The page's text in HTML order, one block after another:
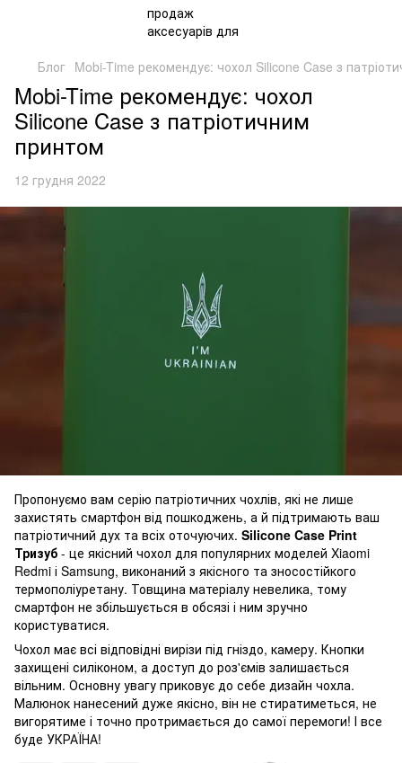
Блог Mobi-Time рекомендує: чохол Silicone Case з
Mobi-Time рекомендує: чохол
Silicone Case з патріотичним
принтом
12 грудня 2022
Пропонуємо вам серію патріотичних чохлів, які не лише
захистять смартфон від пошкоджень, а й підтримають ваш
патріотичний дух та всіх оточуючих. Silicone Case Print
Тризуб - це якісний чохол для популярних моделей Xiaomi
Redmi і Samsung, виконаний з якісного та зносостійкого
термополіуретану. Товщина матеріалу невелика, тому
смартфон не збільшується в обсязі і ним зручно
користуватися.
Чохол має всі відповідні вирізи під гніздо, камеру. Кнопки
захищені силіконом, а доступ до роз'ємів залишається
вільним. Основну увагу приковує до себе дизайн чохла.
Малюнок нанесений дуже якісно, він не стиратиметься, не
вигорятиме і точно протримається до самої перемоги! І все
буде УКРАЇНА!